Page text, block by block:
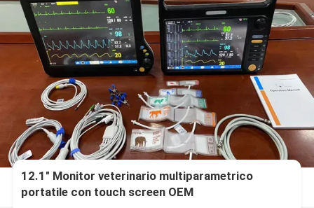
12.1" Monitor veterinario multiparametrico
portatile con touch screen OEM